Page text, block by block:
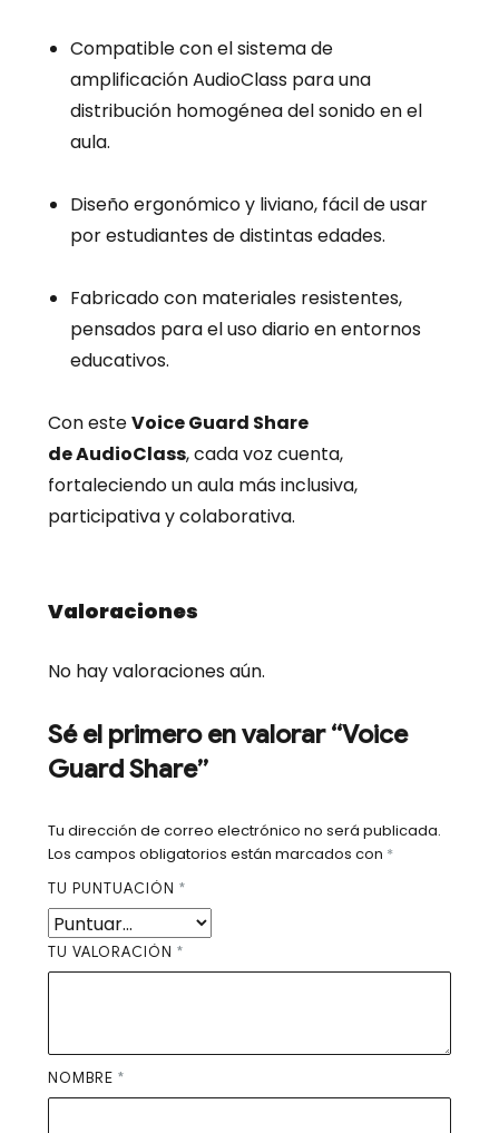
Compatible con el sistema de
amplificación AudioClass para una
distribución homogénea del sonido en el
aula.
Diseño ergonómico y liviano, fácil de usar
por estudiantes de distintas edades.
Fabricado con materiales resistentes,
pensados para el uso diario en entornos
educativos.
Con esteVoice Guard Share
de AudioClass, cada voz cuenta,
fortaleciendo un aula más inclusiva,
participativa y colaborativa.
Valoraciones
No hay valoraciones aún.
Sé el primero en valorar “Voice
Guard Share”
Tu dirección de correo electrónico no será publicada.
Los campos obligatorios están marcados con *
TU PUNTUACIÓN *
TU VALORACIÓN *
NOMBRE *